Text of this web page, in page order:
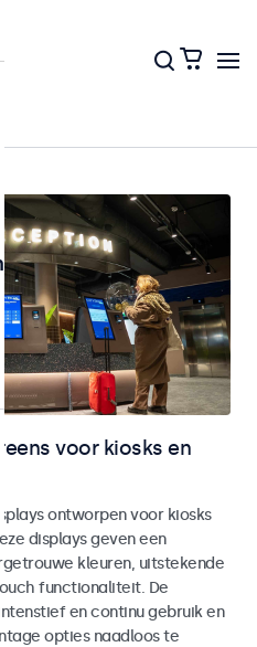
voor kiosks en
ontworpen voor kiosks
displays geven een
kleuren, uitstekende
functionaliteit. De
en continu gebruik en
opties naadloos te